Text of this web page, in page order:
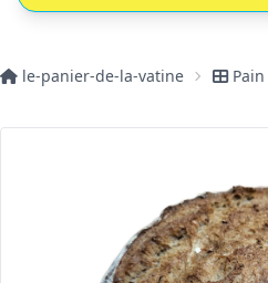
le-panier-de-la-vatine